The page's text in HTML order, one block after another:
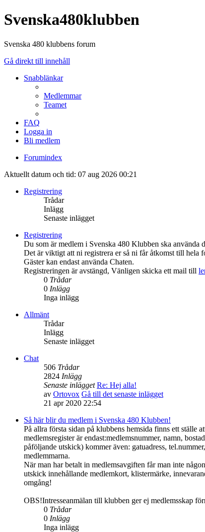
Svenska480klubben
Svenska 480 klubbens forum
Gå direkt till innehåll
Snabblänkar
Medlemmar
Teamet
FAQ
Logga in
Bli medlem
Forumindex
Aktuellt datum och tid: 07 aug 2026 00:21
Registrering
Trådar
Inlägg
Senaste inlägget
Registrering
Du som är medlem i Svenska 480 Klubben ska
Det är viktigt att ni registrera er så ni får åtkomst till hela
Gäster kan endast använda Chaten.
Registreringen är avstängd, Vänligen skicka ett mail till
0 Trådar
0 Inlägg
Inga inlägg
Allmänt
Trådar
Inlägg
Senaste inlägget
Chat
506 Trådar
2824 Inlägg
Senaste inlägget Re: Hej alla!
av Ortovox Gå till det senaste inlägget
21 apr 2020 22:54
Så här blir du medlem i Svenska 480 Klubben!
På allra första sidan på klubbens hemsida finns ett
medlemsregister är endast:medlemsnummer, namn,
påföljande utskick) kommer även: gatuadress,
medlemmarna.
När man har betalt in medlemsavgiften får man inte
utskick innehållande medlemkort, klistermärke,
omgång!
OBS!Intresseanmälan till klubben ger ej medlemsskap
0 Trådar
0 Inlägg
Inga inlägg